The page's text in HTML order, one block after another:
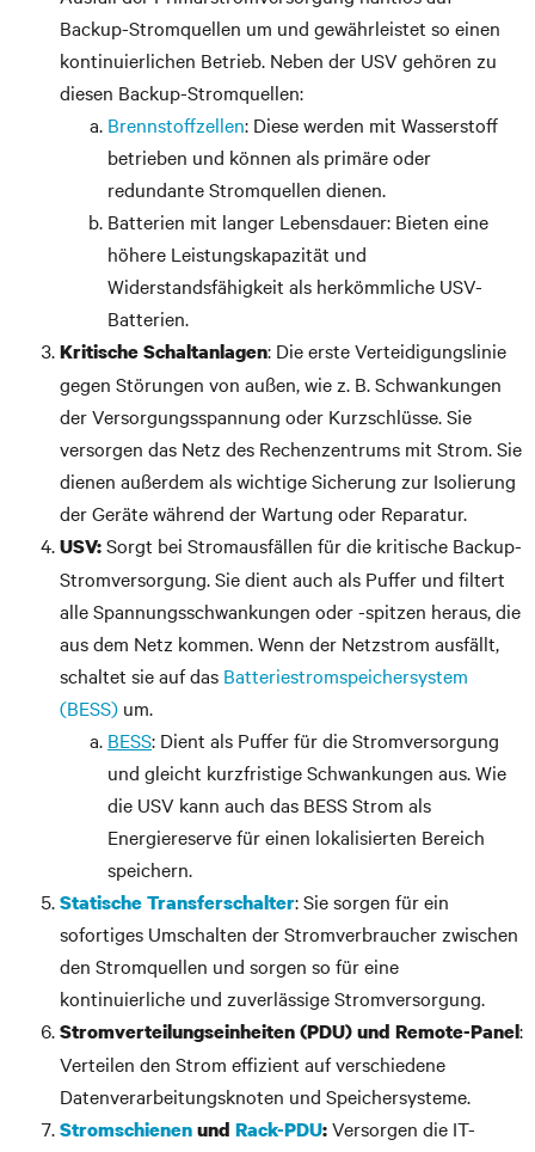
Backup-Stromquellen um und gewährleistet so einen
kontinuierlichen Betrieb. Neben der USV gehören zu
diesen Backup-Stromquellen:
Brennstoffzellen: Diese werden mit Wasserstoff
betrieben und können als primäre oder
redundante Stromquellen dienen.
Batterien mit langer Lebensdauer: Bieten eine
höhere Leistungskapazität und
Widerstandsfähigkeit als herkömmliche USV-
Batterien.
Kritische Schaltanlagen: Die erste Verteidigungslinie
gegen Störungen von außen, wie z. B. Schwankungen
der Versorgungsspannung oder Kurzschlüsse. Sie
versorgen das Netz des Rechenzentrums mit Strom. Sie
dienen außerdem als wichtige Sicherung zur Isolierung
der Geräte während der Wartung oder Reparatur.
USV:Sorgt bei Stromausfällen für die kritische Backup-
Stromversorgung. Sie dient auch als Puffer und filtert
alle Spannungsschwankungen oder -spitzen heraus, die
aus dem Netz kommen. Wenn der Netzstrom ausfällt,
schaltet sie auf das Batteriestromspeichersystem
(BESS) um.
BESS: Dient als Puffer für die Stromversorgung
und gleicht kurzfristige Schwankungen aus. Wie
die USV kann auch das BESS Strom als
Energiereserve für einen lokalisierten Bereich
speichern.
Statische Transferschalter: Sie sorgen für ein
sofortiges Umschalten der Stromverbraucher zwischen
den Stromquellen und sorgen so für eine
kontinuierliche und zuverlässige Stromversorgung.
Stromverteilungseinheiten (PDU) und Remote-Panel:
Verteilen den Strom effizient auf verschiedene
Datenverarbeitungsknoten und Speichersysteme.
Stromschienenund Rack-PDU:Versorgen die IT-